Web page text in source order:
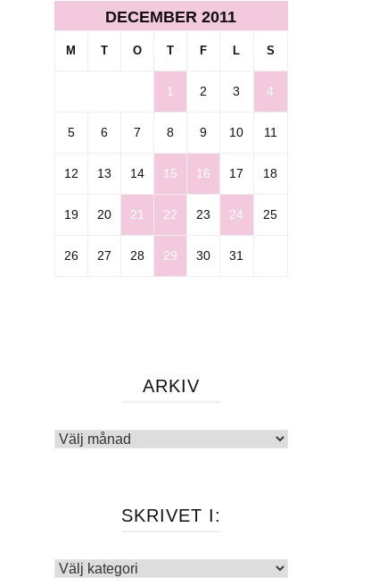
DECEMBER 2011
M T O T F L S
1 2 3 4
5 6 7 8 9 10 11
12 13 14 15 16 17 18
19 20 21 22 23 24 25
26 27 28 29 30 31
ARKIV
Arkiv
SKRIVET I:
Skrivet